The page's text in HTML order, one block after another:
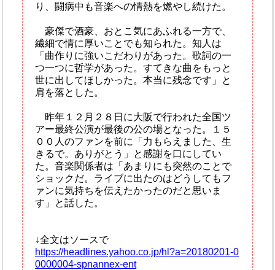
り、闘病中も音楽への情熱を燃やし続けた。
豪傑で酒豪、おとこ気にあふれる一方で、
繊細で情に厚いことでも知られた。知人は
「曲作りに強いこだわりがあった。歌詞の一
つ一つに哲学があった。すてきな曲をもっと
世に出してほしかった。本当に残念です」と
肩を落とした。
昨年１２月２８日に大阪で行われた全国ツ
アー最終公演が最後の公の場となった。１５
００人のファンを前に「力もらえました、生
きるで。ありがとう」と感謝を口にしてい
た。音楽関係者は「あまりにも突然のことで
ショックだ。ライブに出たのはどうしてもフ
ァンに気持ちを伝えたかったのだと思いま
す」と話した。
↓全文はソースで
https://headlines.yahoo.co.jp/hl?a=20180201-0
0000004-spnannex-ent